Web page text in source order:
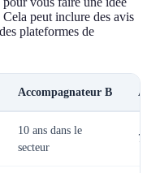
peut inclure des avis
plateformes de
Accompagnateur B
10 ans dans le
secteur
7